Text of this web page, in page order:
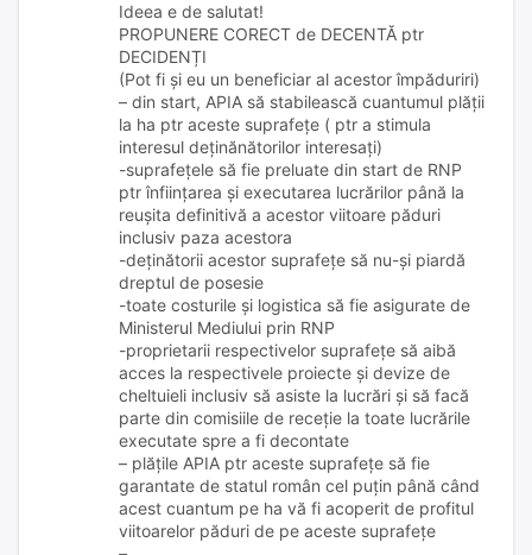
Ideea e de salutat!
PROPUNERE CORECT de DECENTĂ ptr
DECIDENȚI
(Pot fi și eu un beneficiar al acestor împăduriri)
– din start, APIA să stabilească cuantumul plății
la ha ptr aceste suprafețe ( ptr a stimula
interesul deținănătorilor interesați)
-suprafețele să fie preluate din start de RNP
ptr înființarea și executarea lucrărilor până la
reușita definitivă a acestor viitoare păduri
inclusiv paza acestora
-deținătorii acestor suprafețe să nu-și piardă
dreptul de posesie
-toate costurile și logistica să fie asigurate de
Ministerul Mediului prin RNP
-proprietarii respectivelor suprafețe să aibă
acces la respectivele proiecte și devize de
cheltuieli inclusiv să asiste la lucrări și să facă
parte din comisiile de receție la toate lucrările
executate spre a fi decontate
– plățile APIA ptr aceste suprafețe să fie
garantate de statul român cel puțin până când
acest cuantum pe ha vă fi acoperit de profitul
viitoarelor păduri de pe aceste suprafețe